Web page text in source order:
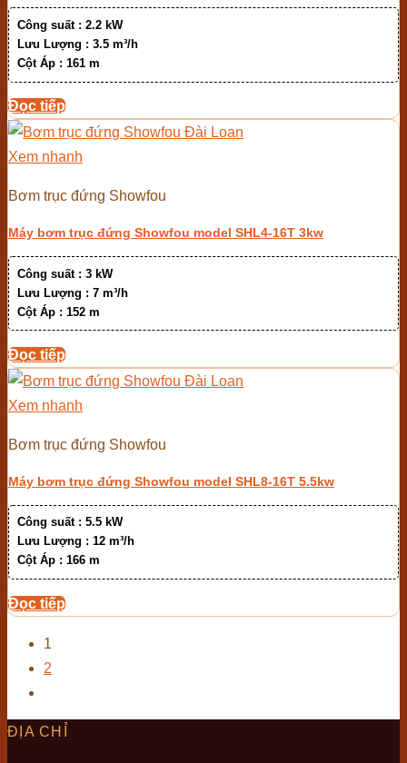
Công suất : 2.2 kW
Lưu Lượng : 3.5 m³/h
Cột Áp : 161 m
Đọc tiếp
Xem nhanh
Bơm trục đứng Showfou
Máy bơm trục đứng Showfou model SHL4-16T 3kw
Công suất : 3 kW
Lưu Lượng : 7 m³/h
Cột Áp : 152 m
Đọc tiếp
Xem nhanh
Bơm trục đứng Showfou
Máy bơm trục đứng Showfou model SHL8-16T 5.5kw
Công suất : 5.5 kW
Lưu Lượng : 12 m³/h
Cột Áp : 166 m
Đọc tiếp
1
2
ĐỊA CHỈ